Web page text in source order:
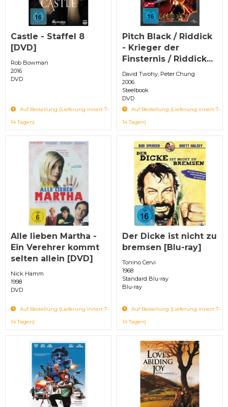
Castle - Staffel 8
[DVD]
Rob Bowman
2016
DVD
Auf Bestellung (Lieferung innert 7-
14 Tagen)
Pitch Black / Riddick
- Krieger der
Finsternis / Riddick...
David Twohy, Peter Chung
2006
Steelbook
DVD
Auf Bestellung (Lieferung innert 7-
14 Tagen)
Alle lieben Martha -
Ein Verehrer kommt
selten allein [DVD]
Nick Hamm
1998
DVD
Auf Bestellung (Lieferung innert 7-
14 Tagen)
Der Dicke ist nicht zu
bremsen [Blu-ray]
Tonino Cervi
1968
Standard Blu-ray
Blu-ray
Auf Bestellung (Lieferung innert 7-
14 Tagen)